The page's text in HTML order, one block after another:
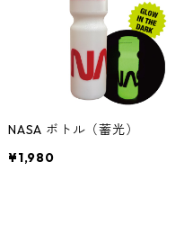
NASA ボトル（蓄光）
¥1,980